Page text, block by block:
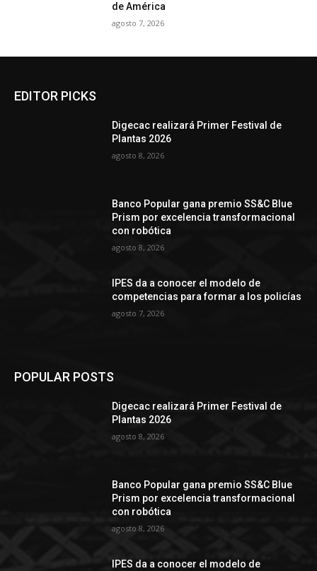
de América
agosto 7, 2026
EDITOR PICKS
Digecac realizará Primer Festival de
Plantas 2026
agosto 8, 2026
Banco Popular gana premio SS&C Blue
Prism por excelencia transformacional
con robótica
agosto 8, 2026
IPES da a conocer el modelo de
competencias para formar a los policías
agosto 7, 2026
POPULAR POSTS
Digecac realizará Primer Festival de
Plantas 2026
agosto 8, 2026
Banco Popular gana premio SS&C Blue
Prism por excelencia transformacional
con robótica
agosto 8, 2026
IPES da a conocer el modelo de